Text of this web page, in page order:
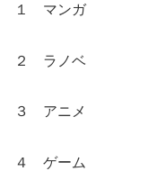
１ マンガ
２ ラノベ
３ アニメ
４ ゲーム